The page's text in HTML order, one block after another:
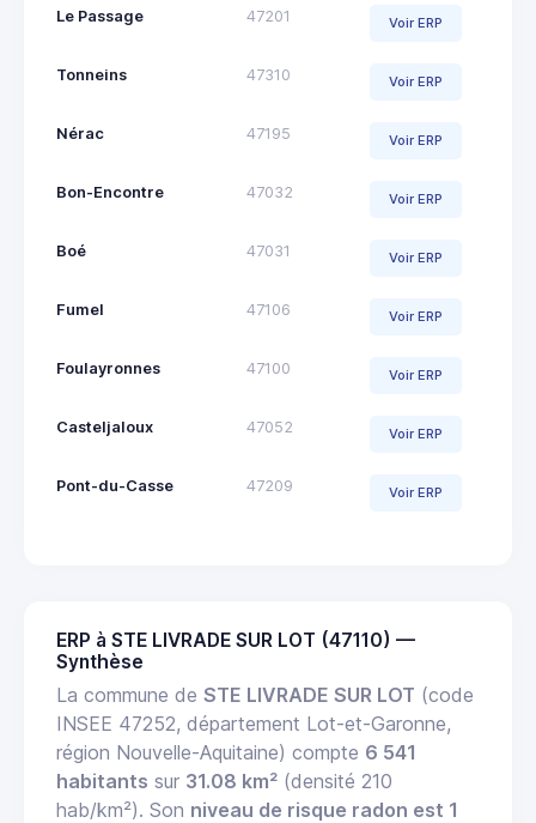
Le Passage 47201 Voir ERP
Tonneins 47310 Voir ERP
Nérac 47195 Voir ERP
Bon-Encontre 47032 Voir ERP
Boé 47031 Voir ERP
Fumel 47106 Voir ERP
Foulayronnes 47100 Voir ERP
Casteljaloux 47052 Voir ERP
Pont-du-Casse 47209 Voir ERP
ERP à STE LIVRADE SUR LOT (47110) —
Synthèse
La commune de STE LIVRADE SUR LOT (code
INSEE 47252, département Lot-et-Garonne,
région Nouvelle-Aquitaine) compte 6 541
habitants sur 31.08 km² (densité 210
hab/km²). Son niveau de risque radon est 1